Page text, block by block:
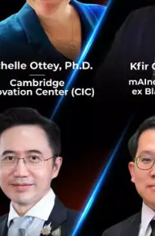
งกับโครงสร้างพื้นฐาน
นตลอดวงจรการดำเนิ
จะป้องกันผลกระทบเชิงล
โปรเจกต์ต่างๆ ควรต้อ
ละเรียนรู้จากบทเรียนข
วามต้องการในการเติบ